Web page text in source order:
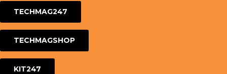
TECHMAG247
TECHMAGSHOP
KIT247